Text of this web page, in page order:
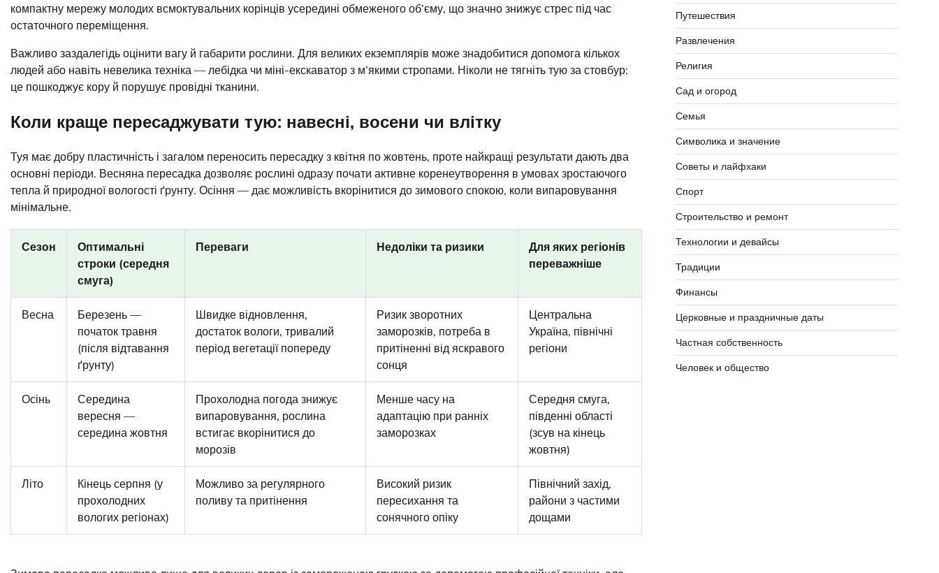
компактну мережу молодих всмоктувальних корінців усередині обмеженого об’єму, що значно знижує стрес під час
остаточного переміщення.
Важливо заздалегідь оцінити вагу й габарити рослини. Для великих екземплярів може знадобитися допомога кількох
людей або навіть невелика техніка — лебідка чи міні-екскаватор з м’якими стропами. Ніколи не тягніть тую за стовбур:
це пошкоджує кору й порушує провідні тканини.
Коли краще пересаджувати тую: навесні, восени чи влітку
Туя має добру пластичність і загалом переносить пересадку з квітня по жовтень, проте найкращі результати дають два
основні періоди. Весняна пересадка дозволяє рослині одразу почати активне коренеутворення в умовах зростаючого
тепла й природної вологості ґрунту. Осіння — дає можливість вкорінитися до зимового спокою, коли випаровування
мінімальне.
Сезон
Оптимальні
строки (середня
смуга)
Переваги Недоліки та ризики
Для яких регіонів
переважніше
Весна
Березень —
початок травня
(після відтавання
ґрунту)
Швидке відновлення,
достаток вологи, тривалий
період вегетації попереду
Ризик зворотних
заморозків, потреба в
притіненні від яскравого
сонця
Центральна
Україна, північні
регіони
Осінь
Середина
вересня —
середина жовтня
Прохолодна погода знижує
випаровування, рослина
встигає вкорінитися до
морозів
Менше часу на
адаптацію при ранніх
заморозках
Середня смуга,
південні області
(зсув на кінець
жовтня)
Літо
Кінець серпня (у
прохолодних
вологих регіонах)
Можливо за регулярного
поливу та притінення
Високий ризик
пересихання та
сонячного опіку
Північний захід,
райони з частими
дощами
Путешествия
Развлечения
Религия
Сад и огород
Семья
Символика и значение
Советы и лайфхаки
Спорт
Строительство и ремонт
Технологии и девайсы
Традиции
Финансы
Церковные и праздничные даты
Частная собственность
Человек и общество